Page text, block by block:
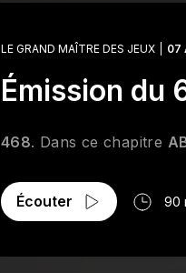
LE GRAND MAÎTRE DES JEUX 07
Émission du
468. Dans ce chapitre
Écouter 90